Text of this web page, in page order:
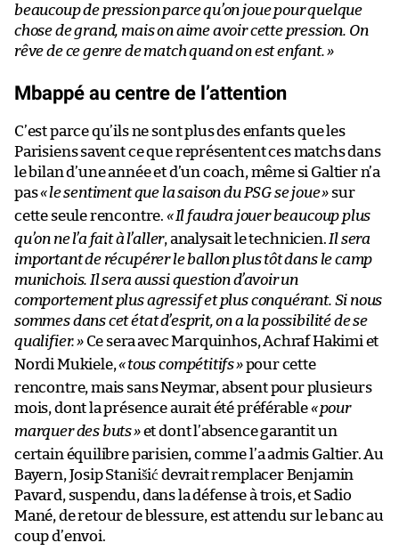
beaucoup de pression parce qu’on joue pour quelque
chose de grand, mais on aime avoir cette pression. On
rêve de ce genre de match quand on est enfant.»
Mbappé au centre de l’attention
C’est parce qu’ils ne sont plus des enfants que les
Parisiens savent ce que représentent ces matchs dans
le bilan d’une année et d’un coach, même si Galtier n’a
pas«le sentiment que la saison du PSG se joue» sur
cette seule rencontre. «Il faudra jouer beaucoup plus
qu’on ne l’a fait à l’aller, analysait le technicien. Il sera
important de récupérer le ballon plus tôt dans le camp
munichois. Il sera aussi question d’avoir un
comportement plus agressif et plus conquérant. Si nous
sommes dans cet état d’esprit, on a la possibilité de se
qualifier.» Ce sera avec Marquinhos, Achraf Hakimi et
Nordi Mukiele,«tous compétitifs»pour cette
rencontre, mais sans Neymar, absent pour plusieurs
mois, dont la présence aurait été préférable«pour
marquer des buts»et dont l’absence garantit un
certain équilibre parisien, comme l’a admis Galtier. Au
Bayern, Josip Stanišić devrait remplacer Benjamin
Pavard, suspendu, dans la défense à trois, et Sadio
Mané, de retour de blessure, est attendu sur le banc au
coup d’envoi.